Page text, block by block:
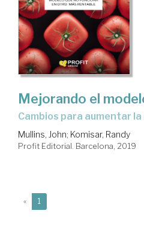
Mejorando el
cambios para aumentar
Mullins, John; Komisar, Randy
Profit Editorial. Barcelona, 2019
« 1